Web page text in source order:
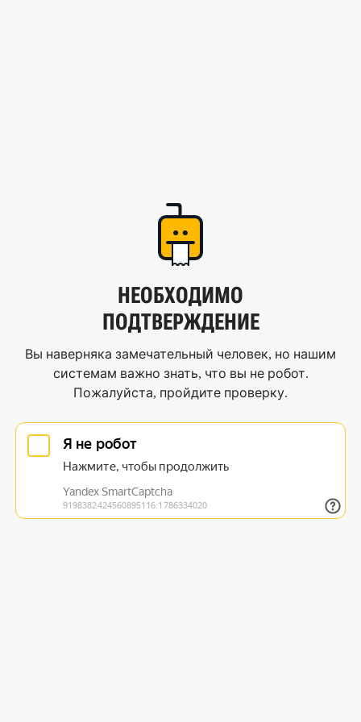
НЕОБХОДИМО
ПОДТВЕРЖДЕНИЕ
Вы наверняка замечательный человек, но нашим
системам важно знать, что вы не робот.
Пожалуйста, пройдите проверку.